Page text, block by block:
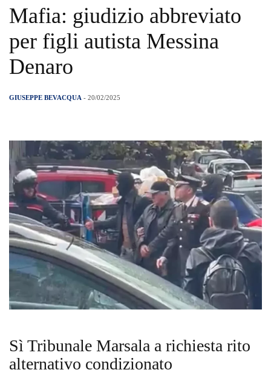
Mafia: giudizio abbreviato
per figli autista Messina
Denaro
GIUSEPPE BEVACQUA - 20/02/2025
Sì Tribunale Marsala a richiesta rito
alternativo condizionato